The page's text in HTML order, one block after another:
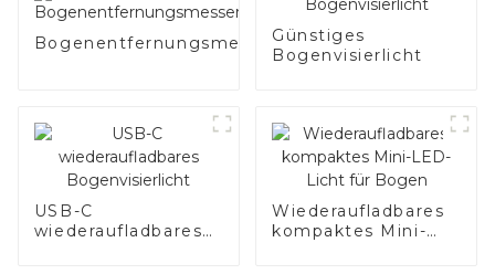
BogenentfernungsmesserGünstiges
Bogenvisierlicht
USB-C
wiederaufladbares
Wiederaufladbares
kompaktes Mini-